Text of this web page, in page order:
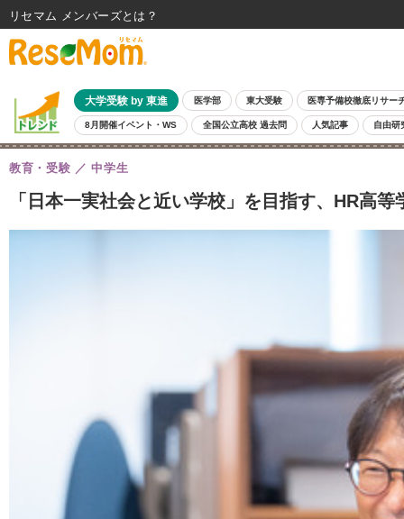
大学受験 by 東進 医学部 東大受験 医専予備校徹底リサー
8月開催イベント・WS 全国公立高校 過去問 人気記事 自由研
「日本一実社会と近い学校」を目指す、HR高
教育・受験 中学生
リセマム メンバーズ